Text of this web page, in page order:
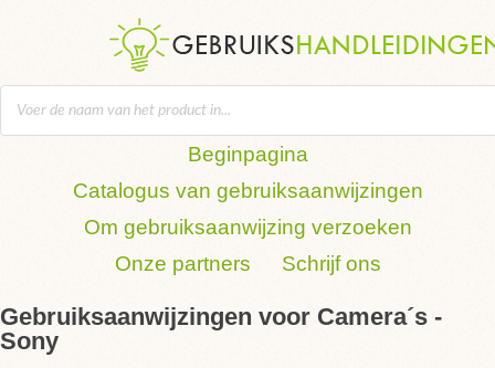
Beginpagina
Catalogus van gebruiksaanwijzingen
Om gebruiksaanwijzing verzoeken
Onze partners
Schrijf ons
Gebruiksaanwijzingen voor Camera´s -
Sony